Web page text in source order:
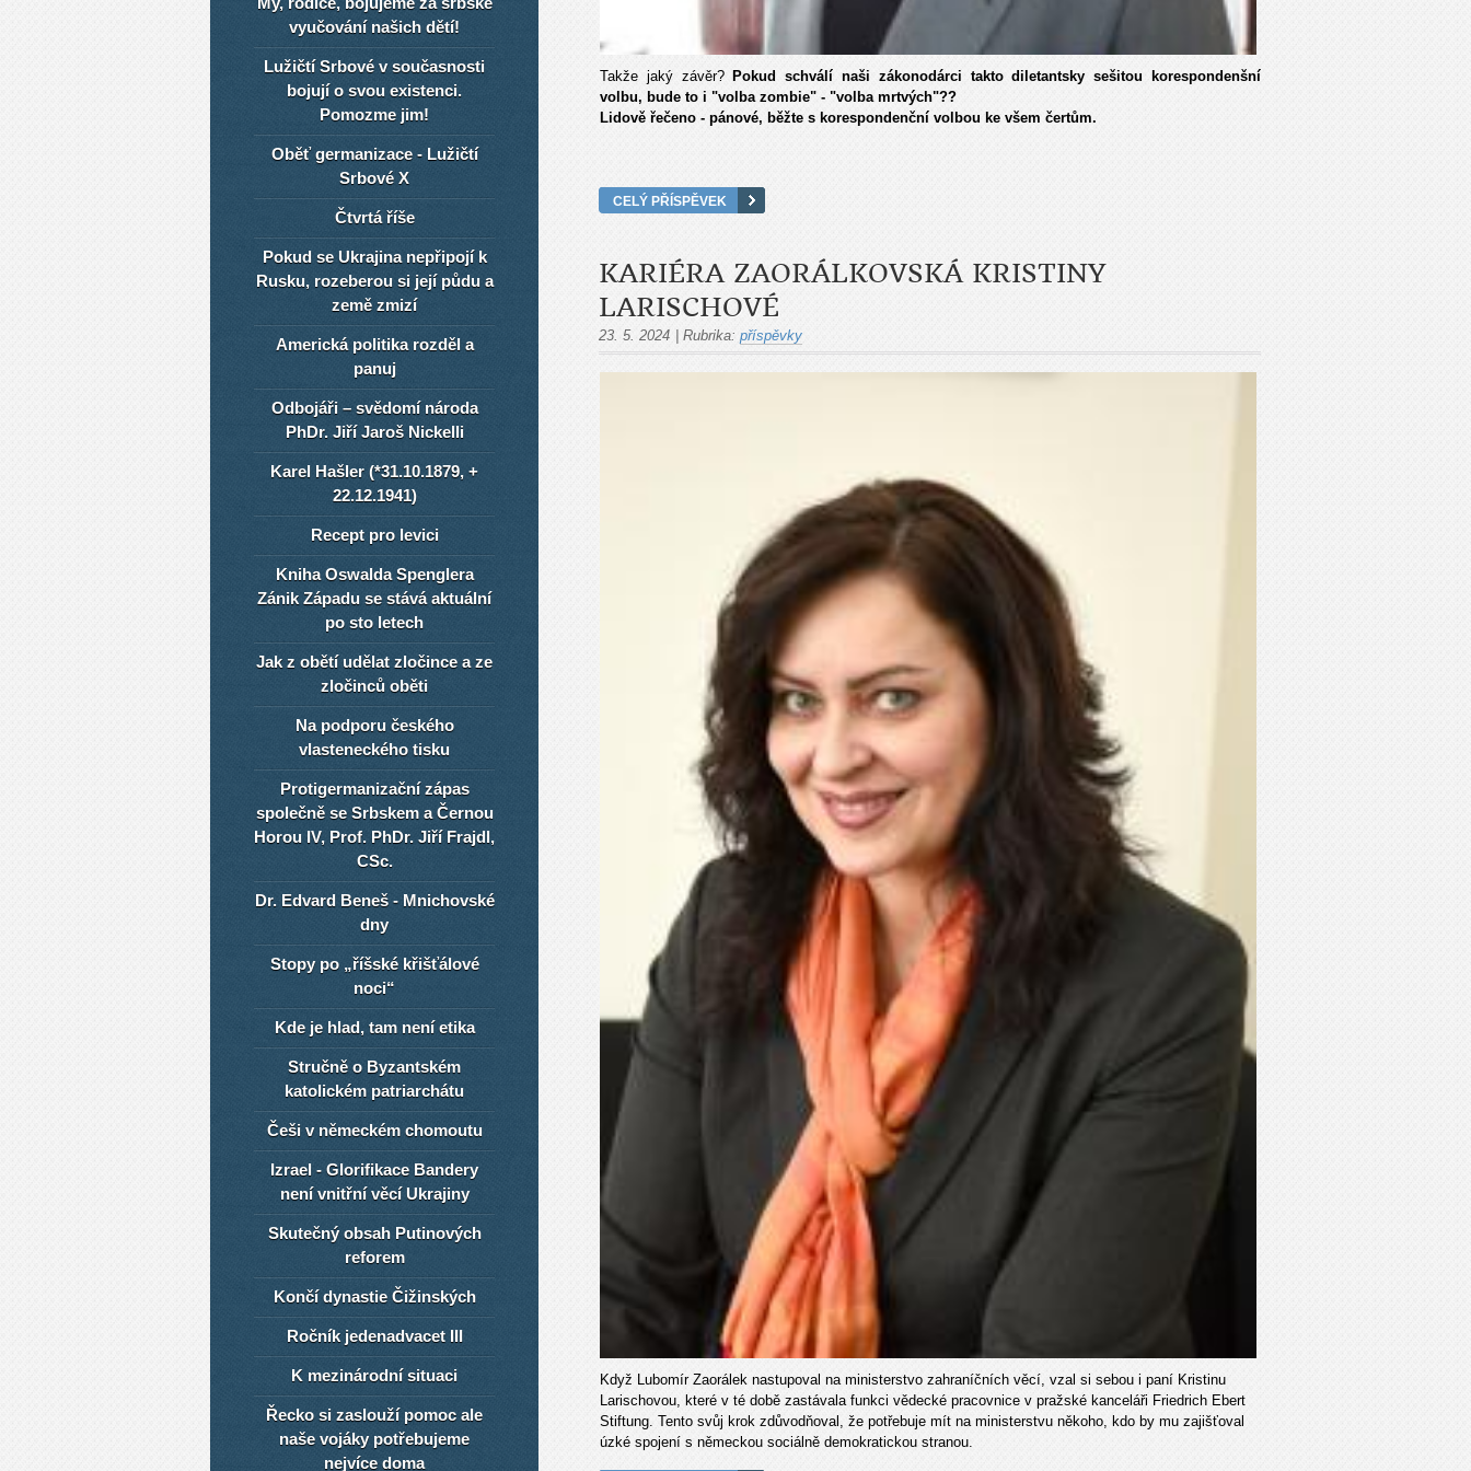
Takže jaký závěr?Pokud schválí naši zákonodárci takto diletantsky sešitou korespondenšní
volbu, bude to i "volba zombie" - "volba mrtvých"??
Lidově řečeno - pánové, běžte s korespondenční volbou ke všem čertům.
CELÝ PŘÍSPĚVEK
KARIÉRA ZAORÁLKOVSKÁ KRISTINY
LARISCHOVÉ
23. 5. 2024 | Rubrika: příspěvky
Když Lubomír Zaorálek nastupoval na ministerstvo zahraníčních věcí, vzal si sebou i paní Kristinu
Larischovou, které v té době zastávala funkci vědecké pracovnice v pražské kanceláři Friedrich Ebert
Stiftung. Tento svůj krok zdůvodňoval, že potřebuje mít na ministerstvu někoho, kdo by mu zajišťoval
úzké spojení s německou sociálně demokratickou stranou.
vyučování našich dětí!
Lužičtí Srbové v současnosti
bojují o svou existenci.
Pomozme jim!
Oběť germanizace - Lužičtí
Srbové X
Čtvrtá říše
Pokud se Ukrajina nepřipojí k
Rusku, rozeberou si její půdu a
země zmizí
Americká politika rozděl a
panuj
Odbojáři – svědomí národa
PhDr. Jiří Jaroš Nickelli
Karel Hašler (*31.10.1879, +
22.12.1941)
Recept pro levici
Kniha Oswalda Spenglera
Zánik Západu se stává aktuální
po sto letech
Jak z obětí udělat zločince a ze
zločinců oběti
Na podporu českého
vlasteneckého tisku
Protigermanizační zápas
společně se Srbskem a Černou
Horou IV, Prof. PhDr. Jiří Frajdl,
CSc.
Dr. Edvard Beneš - Mnichovské
dny
Stopy po „říšské křišťálové
noci“
Kde je hlad, tam není etika
Stručně o Byzantském
katolickém patriarchátu
Češi v německém chomoutu
Izrael - Glorifikace Bandery
není vnitřní věcí Ukrajiny
Skutečný obsah Putinových
reforem
Končí dynastie Čižinských
Ročník jedenadvacet III
K mezinárodní situaci
Řecko si zaslouží pomoc ale
naše vojáky potřebujeme
nejvíce doma